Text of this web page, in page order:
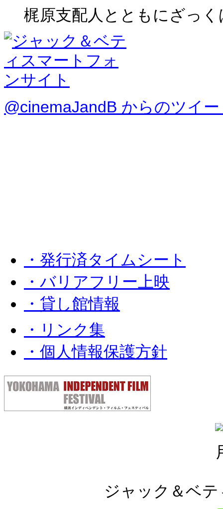
梶原支配人とともにざっ
@cinemaJandB からのツイ
・発行済タイムシート
・バリアフリー上映
・貸し館情報
・リンク集
・個人情報保護方針
ジャック＆ベ